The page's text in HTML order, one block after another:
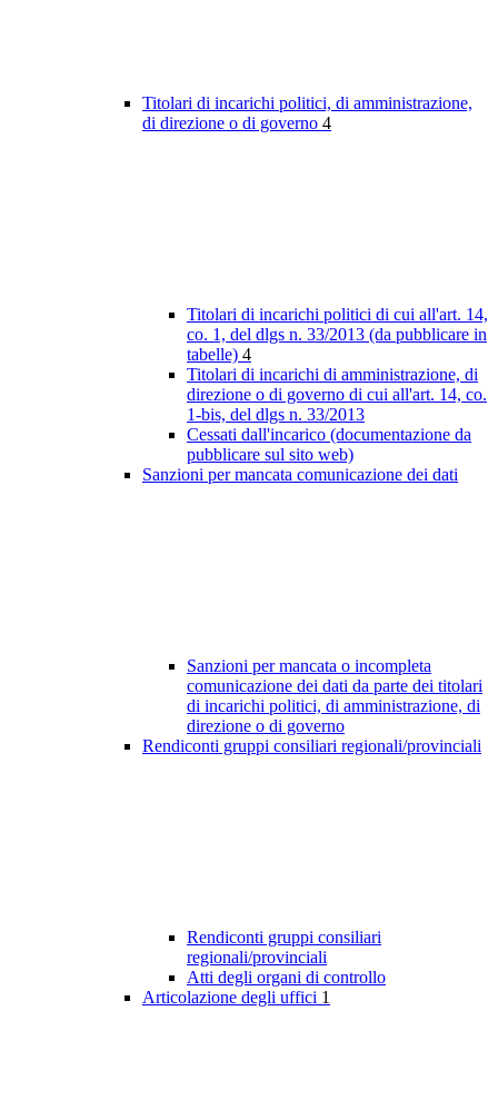
Titolari di incarichi politici, di amministrazione,
di direzione o di governo 4
Titolari di incarichi politici di cui all'art. 14,
co. 1, del dlgs n. 33/2013 (da pubblicare in
tabelle) 4
Titolari di incarichi di amministrazione, di
direzione o di governo di cui all'art. 14, co.
1-bis, del dlgs n. 33/2013
Cessati dall'incarico (documentazione da
pubblicare sul sito web)
Sanzioni per mancata comunicazione dei dati
Sanzioni per mancata o incompleta
comunicazione dei dati da parte dei titolari
di incarichi politici, di amministrazione, di
direzione o di governo
Rendiconti gruppi consiliari regionali/provinciali
Rendiconti gruppi consiliari
regionali/provinciali
Atti degli organi di controllo
Articolazione degli uffici 1